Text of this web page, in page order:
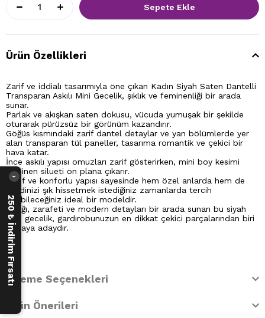
Ürün Özellikleri
Zarif ve iddialı tasarımıyla öne çıkan Kadın Siyah Saten Dantelli
Transparan Askılı Mini Gecelik, şıklık ve feminenliği bir arada
sunar.
Parlak ve akışkan saten dokusu, vücuda yumuşak bir şekilde
oturarak pürüzsüz bir görünüm kazandırır.
Göğüs kısmındaki zarif dantel detaylar ve yan bölümlerde yer
alan transparan tül paneller, tasarıma romantik ve çekici bir
hava katar.
İnce askılı yapısı omuzları zarif gösterirken, mini boy kesimi
feminen silueti ön plana çıkarır.
Hafif ve konforlu yapısı sayesinde hem özel anlarda hem de
kendinizi şık hissetmek istediğiniz zamanlarda tercih
edebileceğiniz ideal bir modeldir.
Şıklığı, zarafeti ve modern detayları bir arada sunan bu siyah
mini gecelik, gardırobunuzun en dikkat çekici parçalarından biri
olmaya adaydır.
Ödeme Seçenekleri
Ürün Önerileri
250 ₺ İndirim Fırsatı
›